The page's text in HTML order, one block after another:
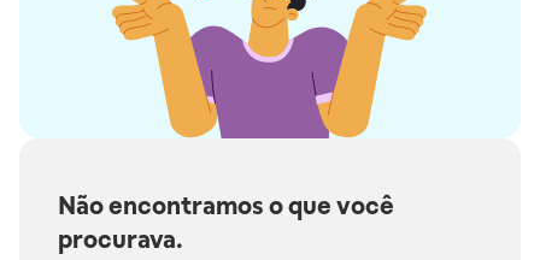
Não encontramos o que você
procurava.